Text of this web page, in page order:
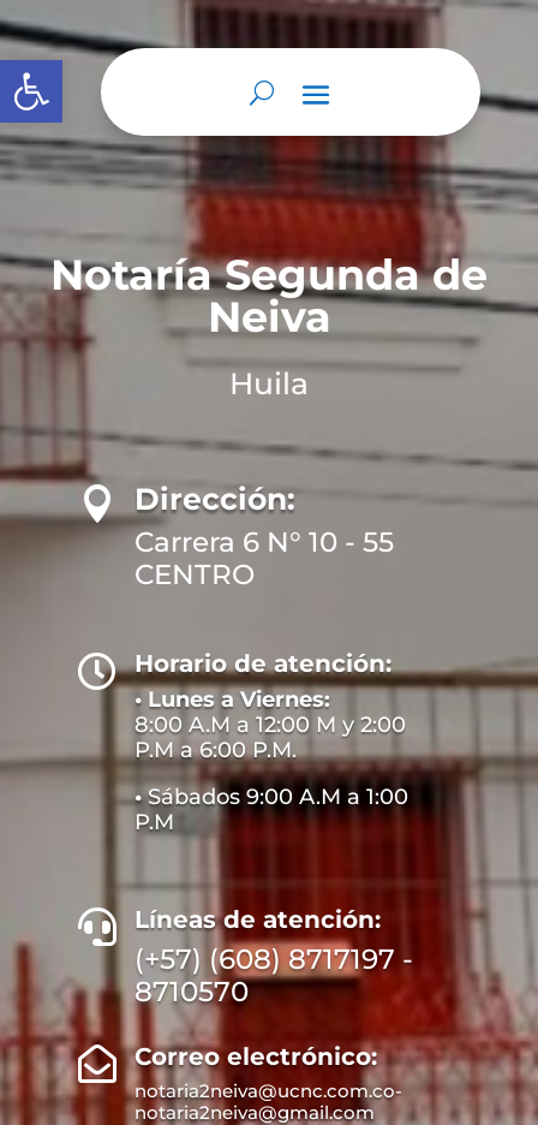
Abrir barra de herramientas
Notaría Segunda de
Neiva
Huila
 Dirección:
Carrera 6 N° 10 - 55
CENTRO
 Horario de atención:
• Lunes a Viernes:
8:00 A.M a 12:00 M y 2:00
P.M a 6:00 P.M.
•Sábados 9:00 A.M a 1:00
P.M
 Líneas de atención:
(+57) (608) 8717197 -
8710570
 Correo electrónico:
notaria2neiva@ucnc.com.co-
notaria2neiva@gmail.com